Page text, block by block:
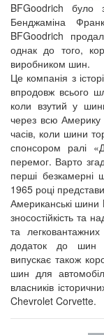
BFGoodrich
Бенджаміна
BFGoodrich
однак до того,
виробником шин.
Це компанія з
впродовж всього
коли взутий у
через всю Америку
часів, коли шини
спонсором ралі
перемог. Варто
перші безкамерні
1965 році
Американські шини
зносостійкість та
та
додаток до шин
випускає також
шин для
власників
Chevrolet Corvette.